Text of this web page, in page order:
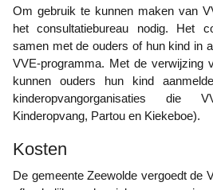
Om gebruik te kunnen maken van VVE is een verwijzing van
het consultatiebureau nodig. Het
samen met de ouders of hun kind in
VVE-programma. Met de verwijzing
kunnen ouders hun kind
kinderopvangorganisaties die
Kinderopvang, Partou en Kiekeboe).
Kosten
De gemeente Zeewolde vergoedt de VVE-uren. Ouders betalen